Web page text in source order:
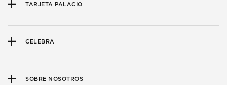
TARJETA PALACIO
CELEBRA
SOBRE NOSOTROS